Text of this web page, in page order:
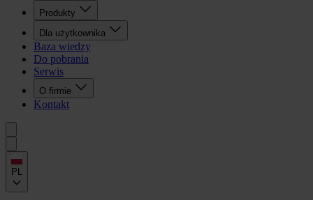
Produkty
Dla użytkownika
Baza wiedzy
Do pobrania
Serwis
O firmie
Kontakt
PL